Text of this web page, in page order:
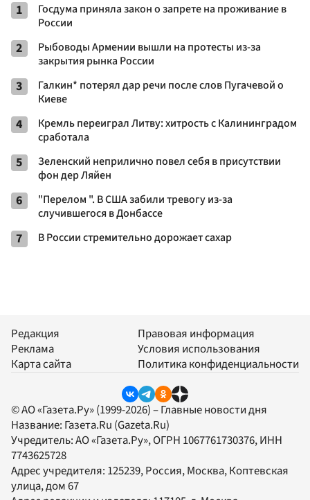
1
Госдума приняла закон о запрете на проживание в
России
2
Рыбоводы Армении вышли на протесты из-за
закрытия рынка России
3
Галкин* потерял дар речи после слов Пугачевой о
Киеве
4
Кремль переиграл Литву: хитрость с Калининградом
сработала
5
Зеленский неприлично повел cебя в присутствии
фон дер Ляйен
6
"Перелом ". В США забили тревогу из-за
случившегося в Донбассе
7 В России стремительно дорожает сахар
Редакция
Реклама
Карта сайта
Правовая информация
Условия использования
Политика конфиденциальности
© АО «Газета.Ру» (1999-2026) – Главные новости дня
Название: Газета.Ru (Gazeta.Ru)
Учредитель:АО «Газета.Ру», ОГРН 1067761730376, ИНН
7743625728
Адрес учредителя: 125239, Россия, Москва, Коптевская
улица, дом 67